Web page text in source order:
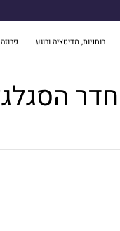
רוחניות, מדיטציה ורוגע פרוזה